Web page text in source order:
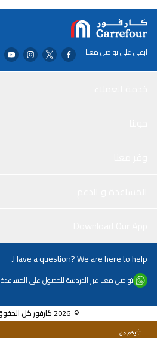
ابقى على تواصل معنا
Have a question? We are here to help.
تواصل معنا عبر الدردشة للحصول على المساعدة
© 2026 كارفور كل الحقوق محفوظة